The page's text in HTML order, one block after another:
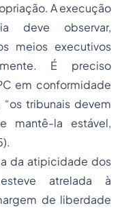
A execução
deve observar,
meios executivos
É preciso
em conformidade
tribunais devem
mantê-la estável,
da atipicidade dos
atrelada à
de liberdade